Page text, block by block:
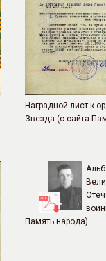
Наградной лист к
Звезда (с сайта
Память народа)